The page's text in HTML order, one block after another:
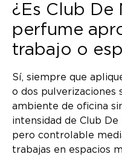
¿Es Club De
perfume
trabajo o
Sí, siempre que
o dos pulverizaciones
ambiente de oficina
intensidad de Club
pero controlable
trabajas en espacios